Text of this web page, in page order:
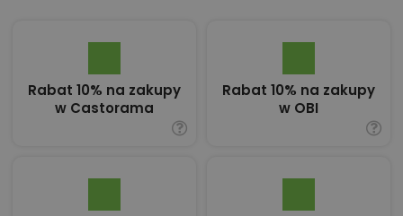
Rabat 10% na zakupy
w Castorama
Rabat 10% na zakupy
w OBI